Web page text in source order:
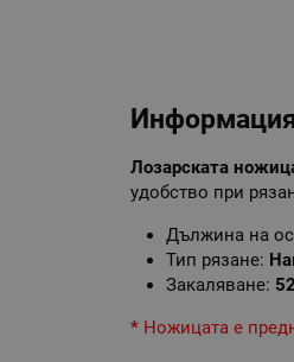
Лозарската
удобство при
Дължина на
Тип рязане:
Закаляване:
* Ножицата е